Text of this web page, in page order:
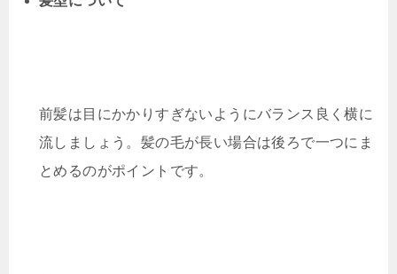
前髪は目にかかりすぎないようにバランス良く横に
流しましょう。髪の毛が長い場合は後ろで一つにま
とめるのがポイントです。